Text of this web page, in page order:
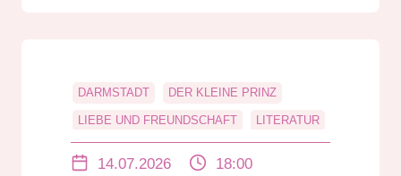
DARMSTADT DER KLEINE PRINZ
LIEBE UND FREUNDSCHAFT LITERATUR
14.07.2026 18:00